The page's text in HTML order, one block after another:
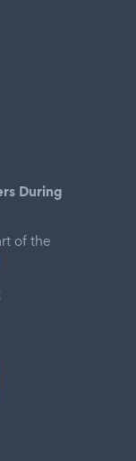
During
of the